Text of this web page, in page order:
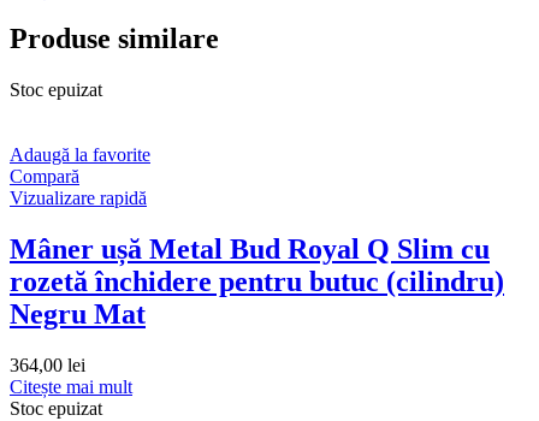
Produse similare
Stoc epuizat
Adaugă la favorite
Compară
Vizualizare rapidă
Mâner ușă Metal Bud Royal Q Slim cu
rozetă închidere pentru butuc (cilindru)
Negru Mat
364,00 lei
Citește mai mult
Stoc epuizat